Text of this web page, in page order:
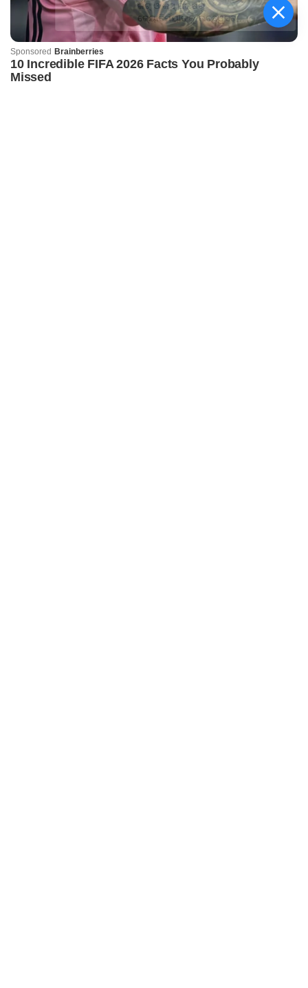
କିଟ୍‍ ଓ କିସ୍‍ ପକ୍ଷରୁ
ଜ୍ୟୋତିର୍ମୟୀଙ୍କୁ ଉଚ୍ଛ୍ୱସିତ
ସମ୍ବର୍ଦ୍ଧନା; ୫ଲକ୍ଷ ଟଙ୍କାର
ପ୍ରୋତ୍ସାହନ ରାଶି ପ୍ରଦାନ